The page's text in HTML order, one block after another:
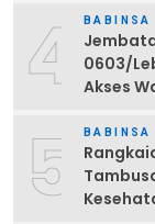
4 BABINSA
0603/
Akses
5 BABINSA